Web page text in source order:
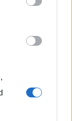
consent to
data for